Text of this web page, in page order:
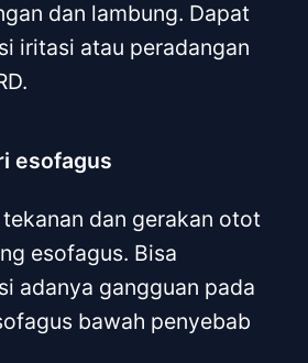
dan lambung. Dapat
iritasi atau peradangan
esofagus
dan gerakan otot
esofagus. Bisa
adanya gangguan pada
bawah penyebab